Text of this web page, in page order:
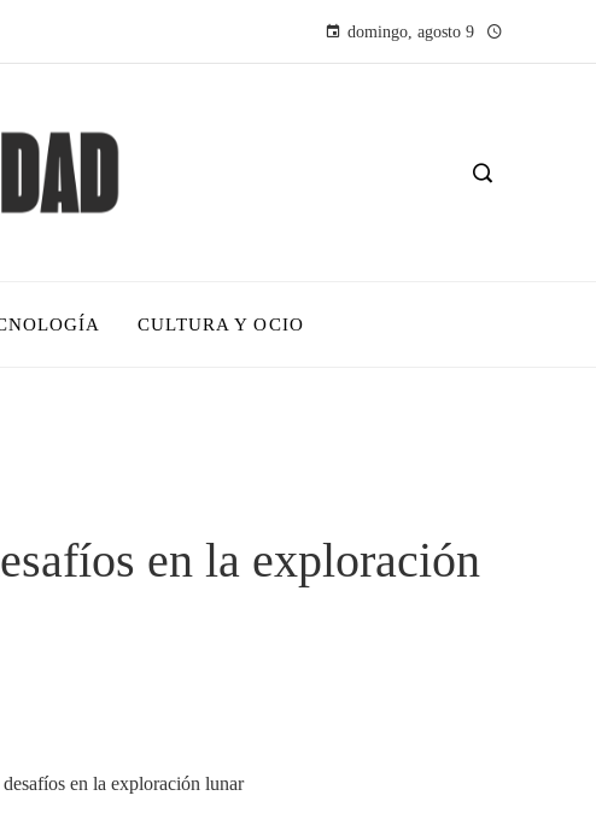
domingo, agosto 9
CULTURA Y OCIO
en la exploración